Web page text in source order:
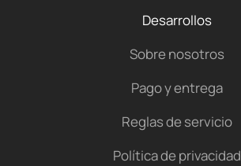
Desarrollos
Sobre nosotros
Pago y entrega
Reglas de servicio
Política de privacidad